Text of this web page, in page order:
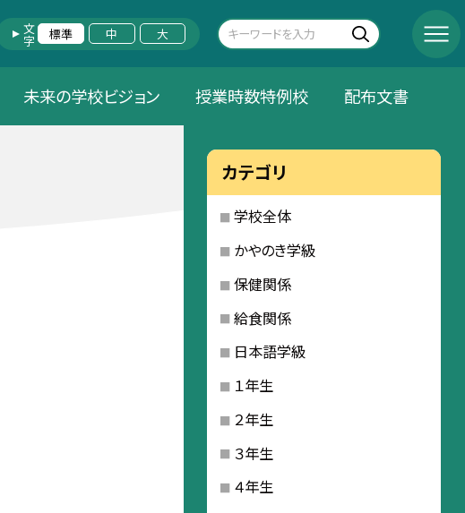
文字 標準 中 大
未来の学校ビジョン 授業時数特例校 配布文書
カテゴリ
学校全体
かやのき学級
保健関係
給食関係
日本語学級
１年生
２年生
３年生
４年生